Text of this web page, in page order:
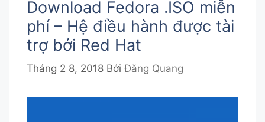
Download Fedora .ISO miễn
phí – Hệ điều hành được tài
trợ bởi Red Hat
Tháng 2 8, 2018 BởiĐăng Quang